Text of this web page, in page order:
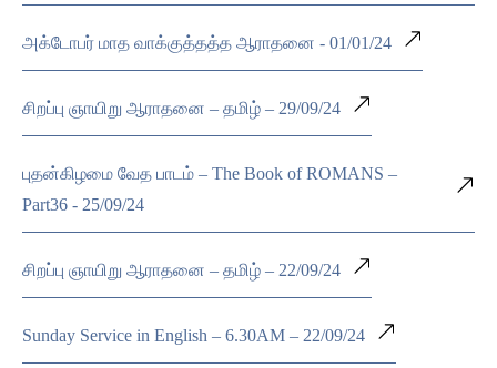
அக்டோபர் மாத வாக்குத்தத்த ஆராதனை - 01/01/24
சிறப்பு ஞாயிறு ஆராதனை – தமிழ் – 29/09/24
புதன்கிழமை வேத பாடம் – The Book of ROMANS –
Part36 - 25/09/24
சிறப்பு ஞாயிறு ஆராதனை – தமிழ் – 22/09/24
Sunday Service in English – 6.30AM – 22/09/24